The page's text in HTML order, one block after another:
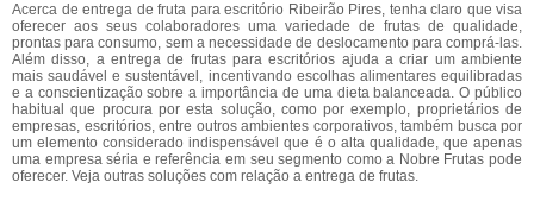
Acerca de entrega de fruta para escritório Ribeirão Pires, tenha claro que visa
oferecer aos seus colaboradores uma variedade de frutas de qualidade,
prontas para consumo, sem a necessidade de deslocamento para comprá-las.
Além disso, a entrega de frutas para escritórios ajuda a criar um ambiente
mais saudável e sustentável, incentivando escolhas alimentares equilibradas
e a conscientização sobre a importância de uma dieta balanceada. O público
habitual que procura por esta solução, como por exemplo, proprietários de
empresas, escritórios, entre outros ambientes corporativos, também busca por
um elemento considerado indispensável que é o alta qualidade, que apenas
uma empresa séria e referência em seu segmento como a Nobre Frutas pode
oferecer. Veja outras soluções com relação a entrega de frutas.